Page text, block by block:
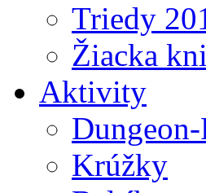
Triedy
Žiacka
Aktivity
Krúžky